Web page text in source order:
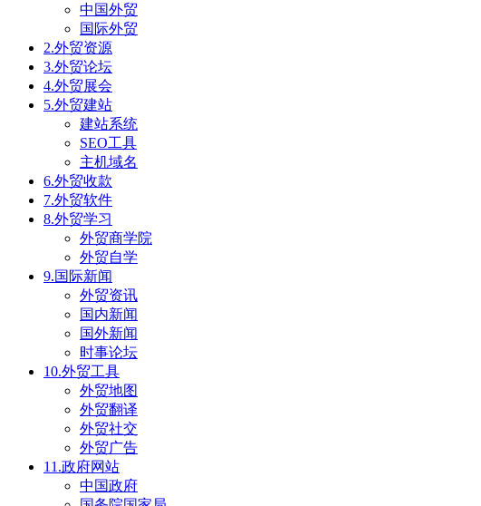
中国外贸
国际外贸
2.外贸资源
3.外贸论坛
4.外贸展会
5.外贸建站
建站系统
SEO工具
主机域名
6.外贸收款
7.外贸软件
8.外贸学习
外贸商学院
外贸自学
9.国际新闻
外贸资讯
国内新闻
国外新闻
时事论坛
10.外贸工具
外贸地图
外贸翻译
外贸社交
外贸广告
11.政府网站
中国政府